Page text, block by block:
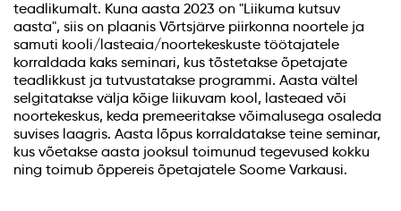
teadlikumalt. Kuna aasta 2023 on "Liikuma kutsuv
aasta", siis on plaanis Võrtsjärve piirkonna noortele ja
samuti kooli/lasteaia/noortekeskuste töötajatele
korraldada kaks seminari, kus tõstetakse õpetajate
teadlikkust ja tutvustatakse programmi. Aasta vältel
selgitatakse välja kõige liikuvam kool, lasteaed või
noortekeskus, keda premeeritakse võimalusega osaleda
suvises laagris. Aasta lõpus korraldatakse teine seminar,
kus võetakse aasta jooksul toimunud tegevused kokku
ning toimub õppereis õpetajatele Soome Varkausi.